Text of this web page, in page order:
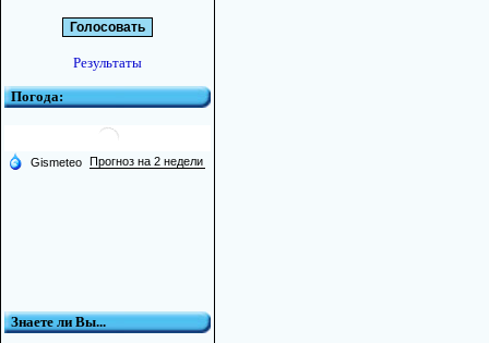
Результаты
Погода:
Знаете ли Вы...